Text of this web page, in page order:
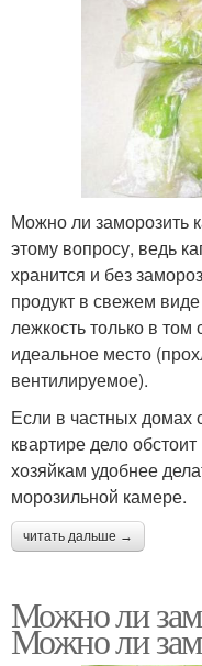
Можно ли заморозить
этому вопросу, ведь
хранится и без
продукт в свежем
лежкость только в
идеальное место
вентилируемое).
Если в частных домах
квартире дело
хозяйкам удобнее
морозильной камере.
читать дальше →
Можно ли
Можно ли